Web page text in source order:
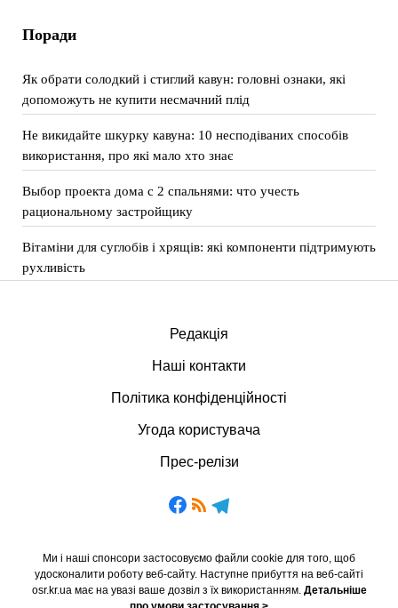
Поради
Як обрати солодкий і стиглий кавун: головні ознаки, які
допоможуть не купити несмачний плід
Не викидайте шкурку кавуна: 10 несподіваних способів
використання, про які мало хто знає
Выбор проекта дома с 2 спальнями: что учесть
рациональному застройщику
Вітаміни для суглобів і хрящів: які компоненти підтримують
рухливість
Редакція
Наші контакти
Політика конфіденційності
Угода користувача
Прес-релізи
Ми і наші спонсори застосовуємо файли cookie для того, щоб
удосконалити роботу веб-сайту. Наступне прибуття на веб-сайті
osr.kr.ua має на увазі ваше дозвіл з їх використанням. Детальніше